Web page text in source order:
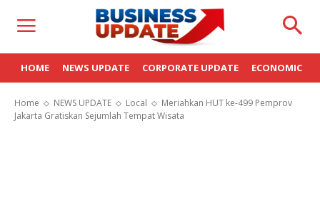
HOME NEWS UPDATE CORPORATE UPDATE ECONOMIC
Home NEWS UPDATE Local
Meriahkan HUT ke-499 Pemprov
Jakarta Gratiskan Sejumlah Tempat Wisata